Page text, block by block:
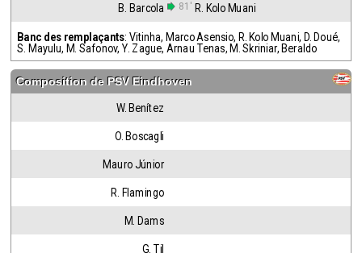
B. Barcola 81' R. Kolo Muani
Banc des remplaçants: Vitinha, Marco Asensio, R. Kolo Muani, D. Doué,
S. Mayulu, M. Safonov, Y. Zague, Arnau Tenas, M. Skriniar, Beraldo
Composition de PSV Eindhoven
W. Benítez
O. Boscagli
Mauro Júnior
R. Flamingo
M. Dams
G. Til